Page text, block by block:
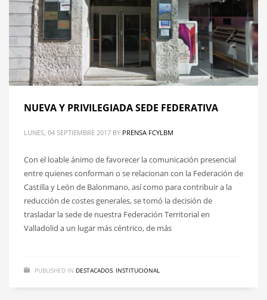
NUEVA Y PRIVILEGIADA SEDE FEDERATIVA
LUNES, 04 SEPTIEMBRE 2017 BY PRENSA FCYLBM
Con el loable ánimo de favorecer la comunicación presencial
entre quienes conforman o se relacionan con la Federación de
Castilla y León de Balonmano, así como para contribuir a la
reducción de costes generales, se tomó la decisión de
trasladar la sede de nuestra Federación Territorial en
Valladolid a un lugar más céntrico, de más
PUBLISHED IN DESTACADOS INSTITUCIONAL